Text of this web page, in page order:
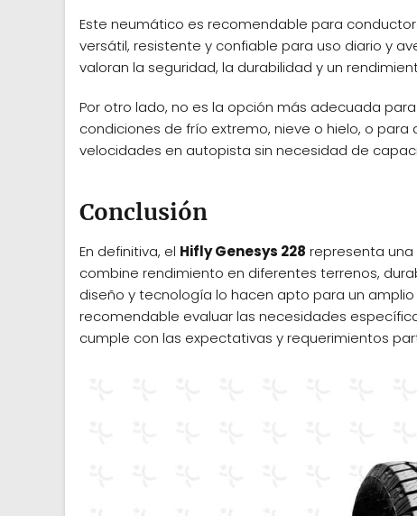
Este neumático es recomendable para
versátil, resistente y confiable para uso diario y
valoran la seguridad, la durabilidad y un
Por otro lado, no es la opción más adecuada
condiciones de frío extremo, nieve o hielo, o
velocidades en autopista sin necesidad de
Conclusión
En definitiva, el Hifly Genesys 228 representa
combine rendimiento en diferentes terrenos,
diseño y tecnología lo hacen apto para un
recomendable evaluar las necesidades
cumple con las expectativas y requerimientos